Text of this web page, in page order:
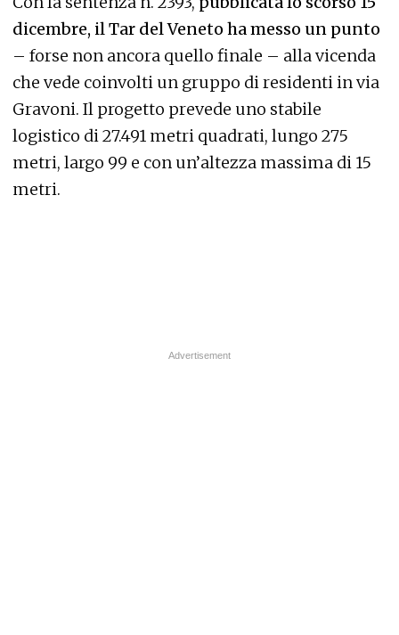
dicembre, il Tar del Veneto ha messo un punto
– forse non ancora quello finale – alla vicenda
che vede coinvolti un gruppo di residenti in via
Gravoni. Il progetto prevede uno stabile
logistico di 27.491 metri quadrati, lungo 275
metri, largo 99 e con un’altezza massima di 15
metri.